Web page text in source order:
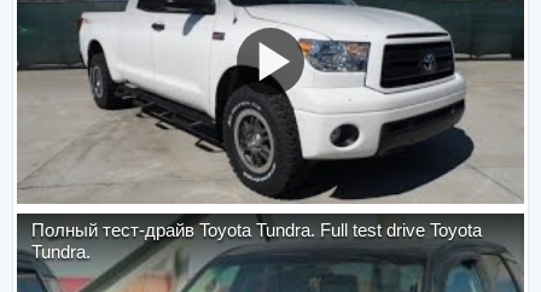
Полный тест-драйв Toyota Tundra. Full test drive Toyota
Tundra.